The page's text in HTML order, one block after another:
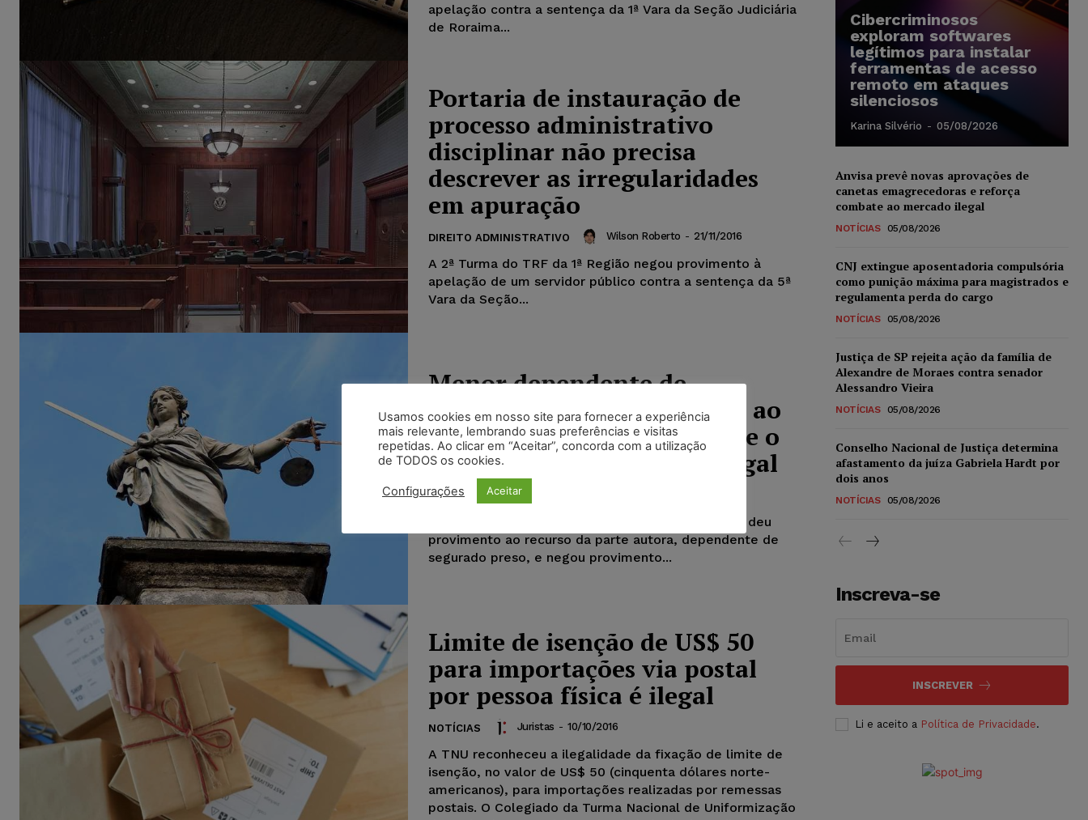
apelação contra a sentença da 1ª Vara da Seção Judiciária
de Roraima...
Portaria de instauração de
processo administrativo
disciplinar não precisa
descrever as irregularidades
em apuração
DIREITO ADMINISTRATIVO Wilson Roberto - 21/11/2016
A 2ª Turma do TRF da 1ª Região negou provimento à
apelação de um servidor público contra a sentença da 5ª
Vara da Seção...
Menor dependente de
segurado preso tem direito ao
auxílio-reclusão mesmo que o
salário ultrapasse limite legal
NOTÍCIAS Juristas
A 1ª Turma do TRF da 1ª Região, por unanimidade, deu
provimento ao recurso da parte autora, dependente de
segurado preso, e negou provimento...
Limite de isenção de US$ 50
para importações via postal
por pessoa física é ilegal
NOTÍCIAS Juristas - 10/10/2016
A TNU reconheceu a ilegalidade da fixação de limite de
isenção, no valor de US$ 50 (cinquenta dólares norte-
americanos), para importações realizadas por remessas
postais. O Colegiado da Turma Nacional de Uniformização
Cibercriminosos
exploram softwares
legítimos para instalar
ferramentas de acesso
remoto em ataques
silenciosos
Karina Silvério - 05/08/2026
Anvisa prevê novas aprovações de
canetas emagrecedoras e reforça
combate ao mercado ilegal
NOTÍCIAS 05/08/2026
CNJ extingue aposentadoria compulsória
como punição máxima para magistrados e
regulamenta perda do cargo
NOTÍCIAS 05/08/2026
Justiça de SP rejeita ação da família de
Alexandre de Moraes contra senador
Alessandro Vieira
NOTÍCIAS 05/08/2026
Conselho Nacional de Justiça determina
afastamento da juíza Gabriela Hardt por
dois anos
NOTÍCIAS 05/08/2026
Inscreva-se
INSCREVER
Li e aceito a Política de Privacidade.
Usamos cookies em nosso site para fornecer a experiência
mais relevante, lembrando suas preferências e visitas
repetidas. Ao clicar em “Aceitar”, concorda com a utilização
de TODOS os cookies.
Configurações Aceitar